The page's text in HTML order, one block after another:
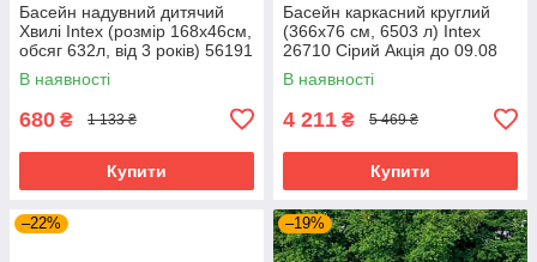
Басейн надувний дитячий
Хвилі Intex (розмір 168x46см,
обсяг 632л, від 3 років) 56191
NP
В наявності
680 ₴ 1 133 ₴
Купити
Басейн каркасний круглий
(366x76 см, 6503 л) Intex
26710 Сірий Акція до 09.08
В наявності
4 211 ₴ 5 469 ₴
Купити
–22% –19%